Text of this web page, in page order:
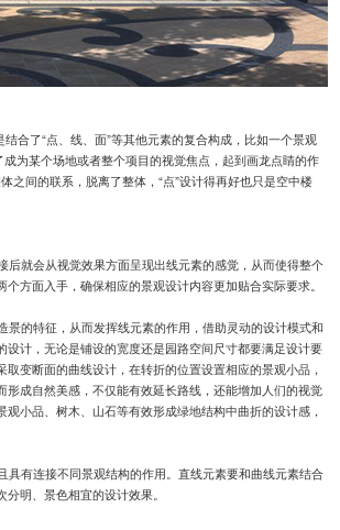
合了“点、线、面”等其他元素的复合构成，比如一个景观
为某个场地或者整个项目的视觉焦点，起到画龙点睛的作
之间的联系，脱离了整体，“点”设计得再好也只是空中楼
就会从视觉效果方面呈现出线元素的感觉，从而使得整个
方面入手，确保相应的景观设计内容更加贴合实际要求。
的特征，从而发挥线元素的作用，借助灵动的设计模式和
计，无论是铺设的宽度还是园路空间尺寸都要满足设计要
变断面的曲线设计，在转折的位置设置相应的景观小品，
成自然美感，不仅能有效延长路线，还能增加人们的视觉
小品、树木、山石等有效形成绿地结构中曲折的设计感，
有连接不同景观结构的作用。直线元素要和曲线元素结合
明、景色相宜的设计效果。